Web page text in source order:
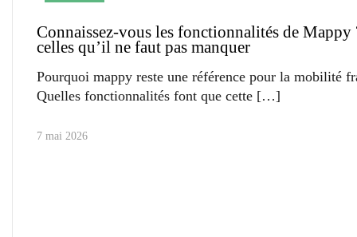
Connaissez-vous les fonctionnalités de Mappy
celles qu’il ne faut pas manquer
Pourquoi mappy reste une référence pour la mobilité
Quelles fonctionnalités font que cette
7 mai 2026